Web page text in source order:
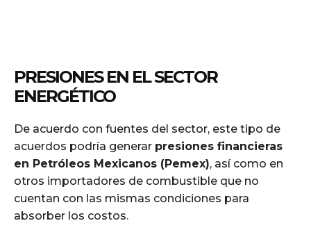
PRESIONES EN EL SECTOR
ENERGÉTICO
De acuerdo con fuentes del sector, este tipo de
acuerdos podría generar presiones financieras
en Petróleos Mexicanos (Pemex), así como en
otros importadores de combustible que no
cuentan con las mismas condiciones para
absorber los costos.